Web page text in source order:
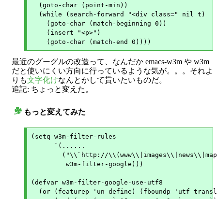
  (goto-char (point-min))
  (while (search-forward "<div class=" nil t)
    (goto-char (match-beginning 0))
    (insert "<p>")
最近のグーグルの改造って、なんだか emacs-w3m や w3m
だと使いにくい方向に行っているような気が。。。それよ
りも文字化けなんとかして貰いたいものだ。
追記: ちょっと変えた。
もっと変えてみた
(setq w3m-filter-rules
      `(......
(defvar w3m-filter-google-use-utf8
(or (featurep 'un-define) (fboundp 'utf-